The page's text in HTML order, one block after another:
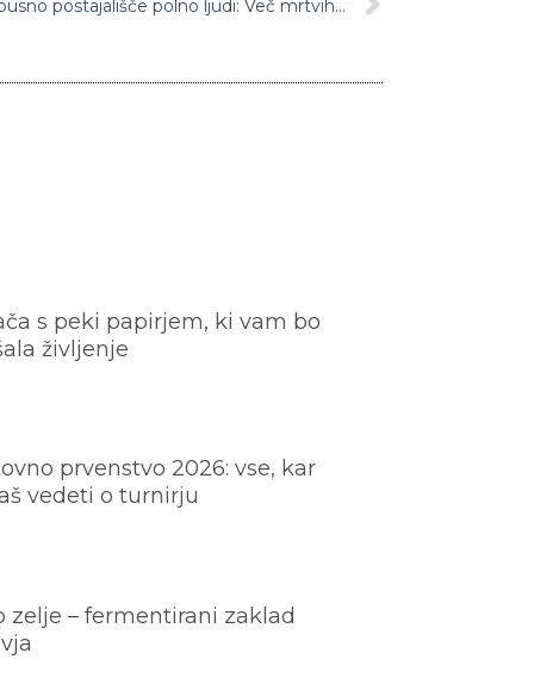
V Bratislavi avto zapeljal na avtobusno postajališče polno ljudi: Več mrtvih in ranjenih
s peki papirjem, ki vam bo
življenje
prvenstvo 2026: vse, kar
vedeti o turnirju
zelje – fermentirani zaklad